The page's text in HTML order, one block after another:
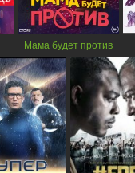
Мама будет против